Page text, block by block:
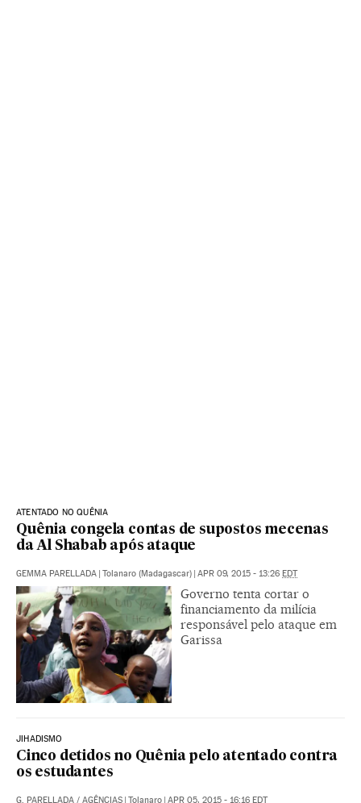
ATENTADO NO QUÊNIA
Quênia congela contas de supostos mecenas
da Al Shabab após ataque
GEMMA PARELLADA | Tolanaro (Madagascar) | APR 09, 2015 - 13:26 EDT
Governo tenta cortar o
financiamento da milícia
responsável pelo ataque em
Garissa
JIHADISMO
Cinco detidos no Quênia pelo atentado contra
os estudantes
G. PARELLADA / AGÊNCIAS | Tolanaro | APR 05, 2015 - 16:16 EDT